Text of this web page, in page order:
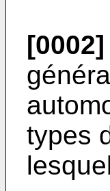
[0002]
types